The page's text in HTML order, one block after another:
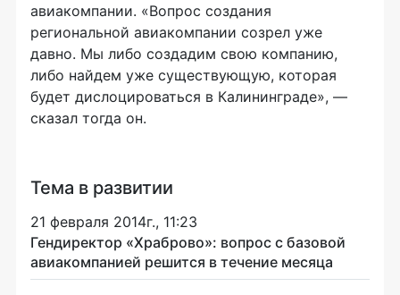
авиакомпании. «Вопрос создания
региональной авиакомпании созрел уже
давно. Мы либо создадим свою компанию,
либо найдем уже существующую, которая
будет дислоцироваться в Калининграде», —
сказал тогда он.
Тема в развитии
21 февраля 2014г., 11:23
Гендиректор «Храброво»: вопрос с базовой
авиакомпанией решится в течение месяца